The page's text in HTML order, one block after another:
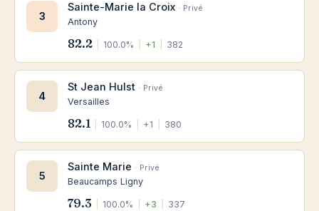
3
Sainte-Marie la Croix · Privé
Antony
82.2 100.0% +1 382
4
St Jean Hulst · Privé
Versailles
82.1 100.0% +1 380
5
Sainte Marie · Privé
Beaucamps Ligny
79.3 100.0% +3 337